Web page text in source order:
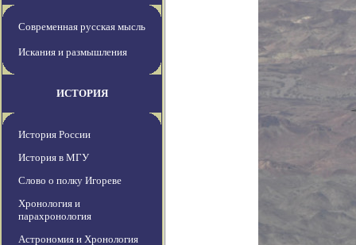
Современная русская мысль
Искания и размышления
ИСТОРИЯ
История России
История в МГУ
Слово о полку Игореве
Хронология и
парахронология
Астрономия и Хронология